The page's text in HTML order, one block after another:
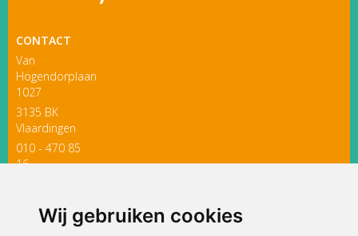
Wij gebruiken cookies
CONTACT
Van
Hogendorplaan
1027
3135 BK
Vlaardingen
010 - 470 85
16
ONDERDEEL VAN